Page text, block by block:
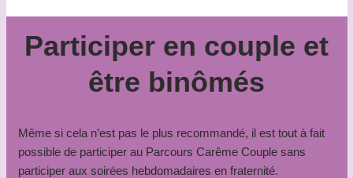
Participer en couple et
être binômés
Même si cela n’est pas le plus recommandé, il est tout à fait
possible de participer au Parcours Carême Couple sans
participer aux soirées hebdomadaires en fraternité.